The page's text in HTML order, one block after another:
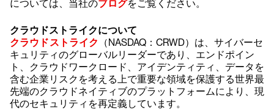
については、当社のブログをご覧ください。
クラウドストライクについて
クラウドストライク
（NASDAQ：CRWD）は、サイバーセ
キュリティのグローバルリーダーであり、エンドポイン
ト、クラウドワークロード、アイデンティティ、データを
含む企業リスクを考える上で重要な領域を保護する世界最
先端のクラウドネイティブのプラットフォームにより、現
代のセキュリティを再定義しています。